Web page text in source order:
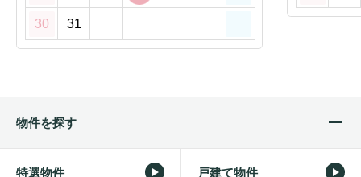
30 31
物件を探す
特選物件 戸建て物件